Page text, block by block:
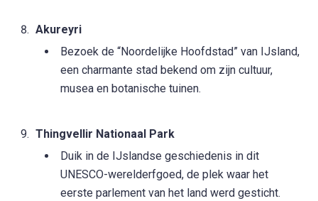
Akureyri
Bezoek de “Noordelijke Hoofdstad” van IJsland,
een charmante stad bekend om zijn cultuur,
musea en botanische tuinen.
Thingvellir Nationaal Park
Duik in de IJslandse geschiedenis in dit
UNESCO-werelderfgoed, de plek waar het
eerste parlement van het land werd gesticht.